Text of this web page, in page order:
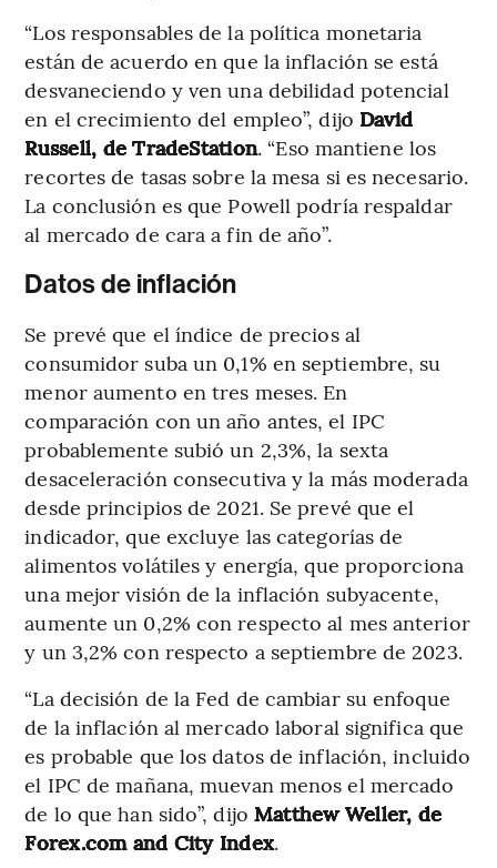
“Los responsables de la política monetaria
están de acuerdo en que la inflación se está
desvaneciendo y ven una debilidad potencial
en el crecimiento del empleo”, dijo David
Russell, de TradeStation. “Eso mantiene los
recortes de tasas sobre la mesa si es necesario.
La conclusión es que Powell podría respaldar
al mercado de cara a fin de año”.
Datos de inflación
Se prevé que el índice de precios al
consumidor suba un 0,1% en septiembre, su
menor aumento en tres meses. En
comparación con un año antes, el IPC
probablemente subió un 2,3%, la sexta
desaceleración consecutiva y la más moderada
desde principios de 2021. Se prevé que el
indicador, que excluye las categorías de
alimentos volátiles y energía, que proporciona
una mejor visión de la inflación subyacente,
aumente un 0,2% con respecto al mes anterior
y un 3,2% con respecto a septiembre de 2023.
“La decisión de la Fed de cambiar su enfoque
de la inflación al mercado laboral significa que
es probable que los datos de inflación, incluido
el IPC de mañana, muevan menos el mercado
de lo que han sido”, dijo Matthew Weller, de
Forex.com and City Index.